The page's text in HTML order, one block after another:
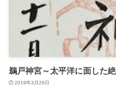
鵜戸神宮～太平洋に面した
2019年3月28日